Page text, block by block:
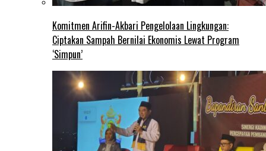
Komitmen Arifin-Akbari Pengelolaan Lingkungan:
Ciptakan Sampah Bernilai Ekonomis Lewat Program
‘Simpun’